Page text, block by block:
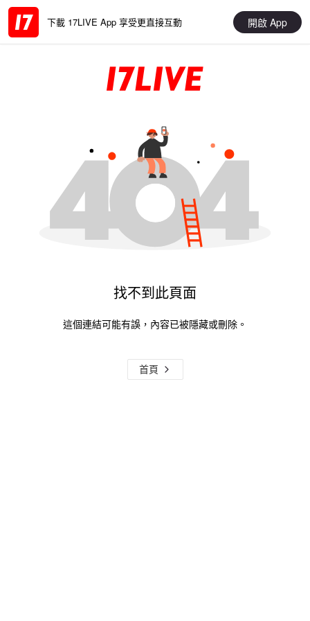
下載 17LIVE App 享受更直接互動 開啟 App
找不到此頁面
這個連結可能有誤，內容已被隱藏或刪除。
首頁